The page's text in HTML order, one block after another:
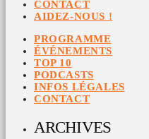
CONTACT
AIDEZ-NOUS !
PROGRAMME
ÉVÉNEMENTS
TOP 10
PODCASTS
INFOS LÉGALES
CONTACT
ARCHIVES